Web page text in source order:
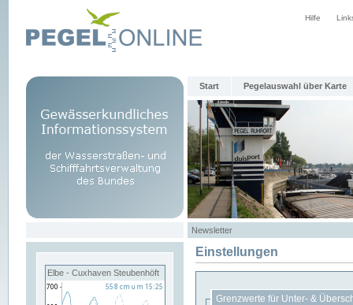
Hilfe
Start Pegelauswahl über Karte
Newsletter
Elbe - Cuxhaven Steubenhöft
Einstellungen
Grenzwerte für Unter- &